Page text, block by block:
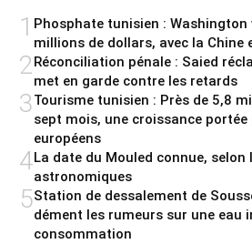
1 Phosphate tunisien :
millions de dollars, avec la Chine
2Réconciliation pénale : Saied
met en garde contre les retards
3Tourisme tunisien : Près de 5,8
sept mois, une croissance
européens
4La date du Mouled connue, selon
astronomiques
5Station de dessalement de
dément les rumeurs sur une eau
consommation